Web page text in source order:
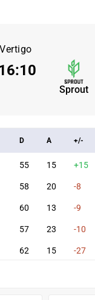
Vertigo
Sprout
16:10
D A +/-
55 15 +15
58 20 -8
60 13 -9
57 23 -10
62 15 -27